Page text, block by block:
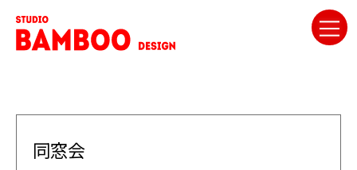
同窓会